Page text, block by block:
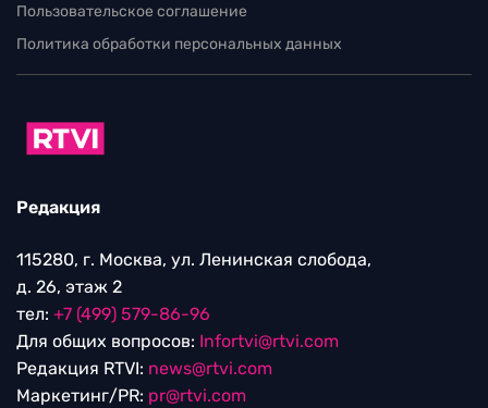
Пользовательское соглашение
Политика обработки персональных данных
Редакция
115280, г. Москва, ул. Ленинская слобода,
д. 26, этаж 2
тел: +7 (499) 579-86-96
Для общих вопросов: Infortvi@rtvi.com
Редакция RTVI: news@rtvi.com
Маркетинг/PR: pr@rtvi.com